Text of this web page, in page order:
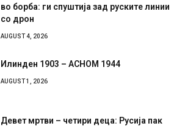
во борба: ги спуштија зад руските линии
со дрон
AUGUST 4, 2026
Илинден 1903 – АСНОМ 1944
AUGUST 1, 2026
Девет мртви – четири деца: Русија пак